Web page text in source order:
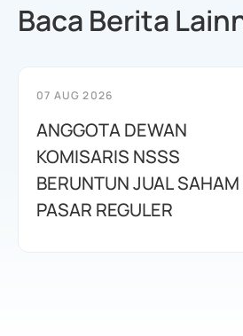
Baca Berita
07 AUG 2026
ANGGOTA DEWAN
KOMISARIS NSSS
BERUNTUN JUAL SAHAM
PASAR REGULER